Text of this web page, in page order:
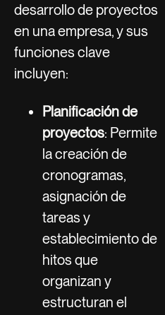
desarrollo de proyectos
en una empresa, y sus
funciones clave
incluyen:
Planificación de
proyectos: Permite
la creación de
cronogramas,
asignación de
tareas y
establecimiento de
hitos que
organizan y
estructuran el